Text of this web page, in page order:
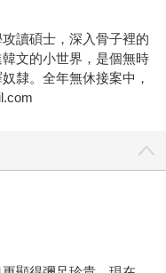
讀碩士，深入骨子裡的
文的小世界，是個無時
隸。全年無休接案中，